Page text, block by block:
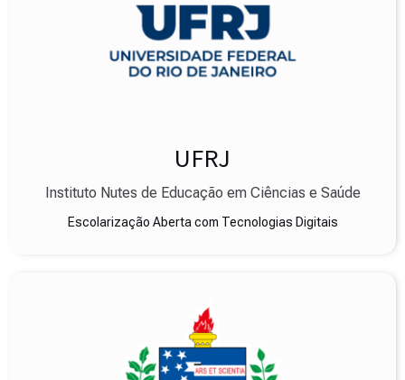
UFRJ
Instituto Nutes de Educação em Ciências e Saúde
Escolarização Aberta com Tecnologias Digitais